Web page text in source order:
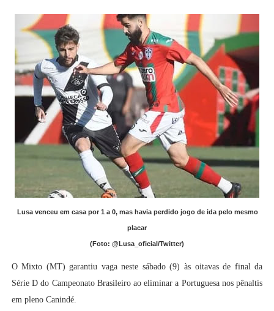
Lusa venceu em casa por 1 a 0, mas havia perdido jogo de ida pelo mesmo
placar
(Foto: @Lusa_oficial/Twitter)
O Mixto (MT) garantiu vaga neste sábado (9) às oitavas de final da
Série D do Campeonato Brasileiro ao eliminar a Portuguesa nos pênaltis
em pleno Canindé.